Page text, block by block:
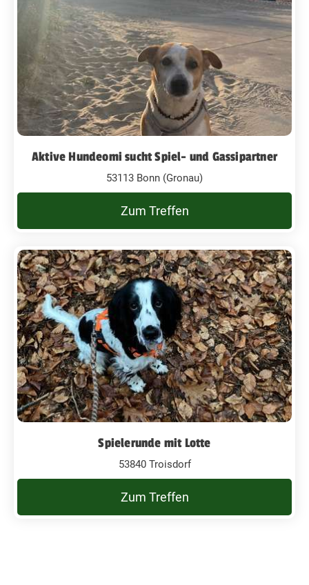
Aktive Hundeomi sucht Spiel- und Gassipartner
53113 Bonn (Gronau)
Zum Treffen
Spielerunde mit Lotte
53840 Troisdorf
Zum Treffen